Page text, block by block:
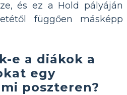
és ez a Hold pályáján
függően másképp
e a diákok a
egy
poszteren?